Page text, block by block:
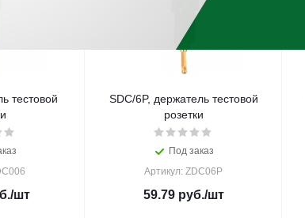
тестовой
/шт
SDC/6P, держатель тестовой
розетки
Под заказ
Артикул: ZDC06P
59.79руб./шт